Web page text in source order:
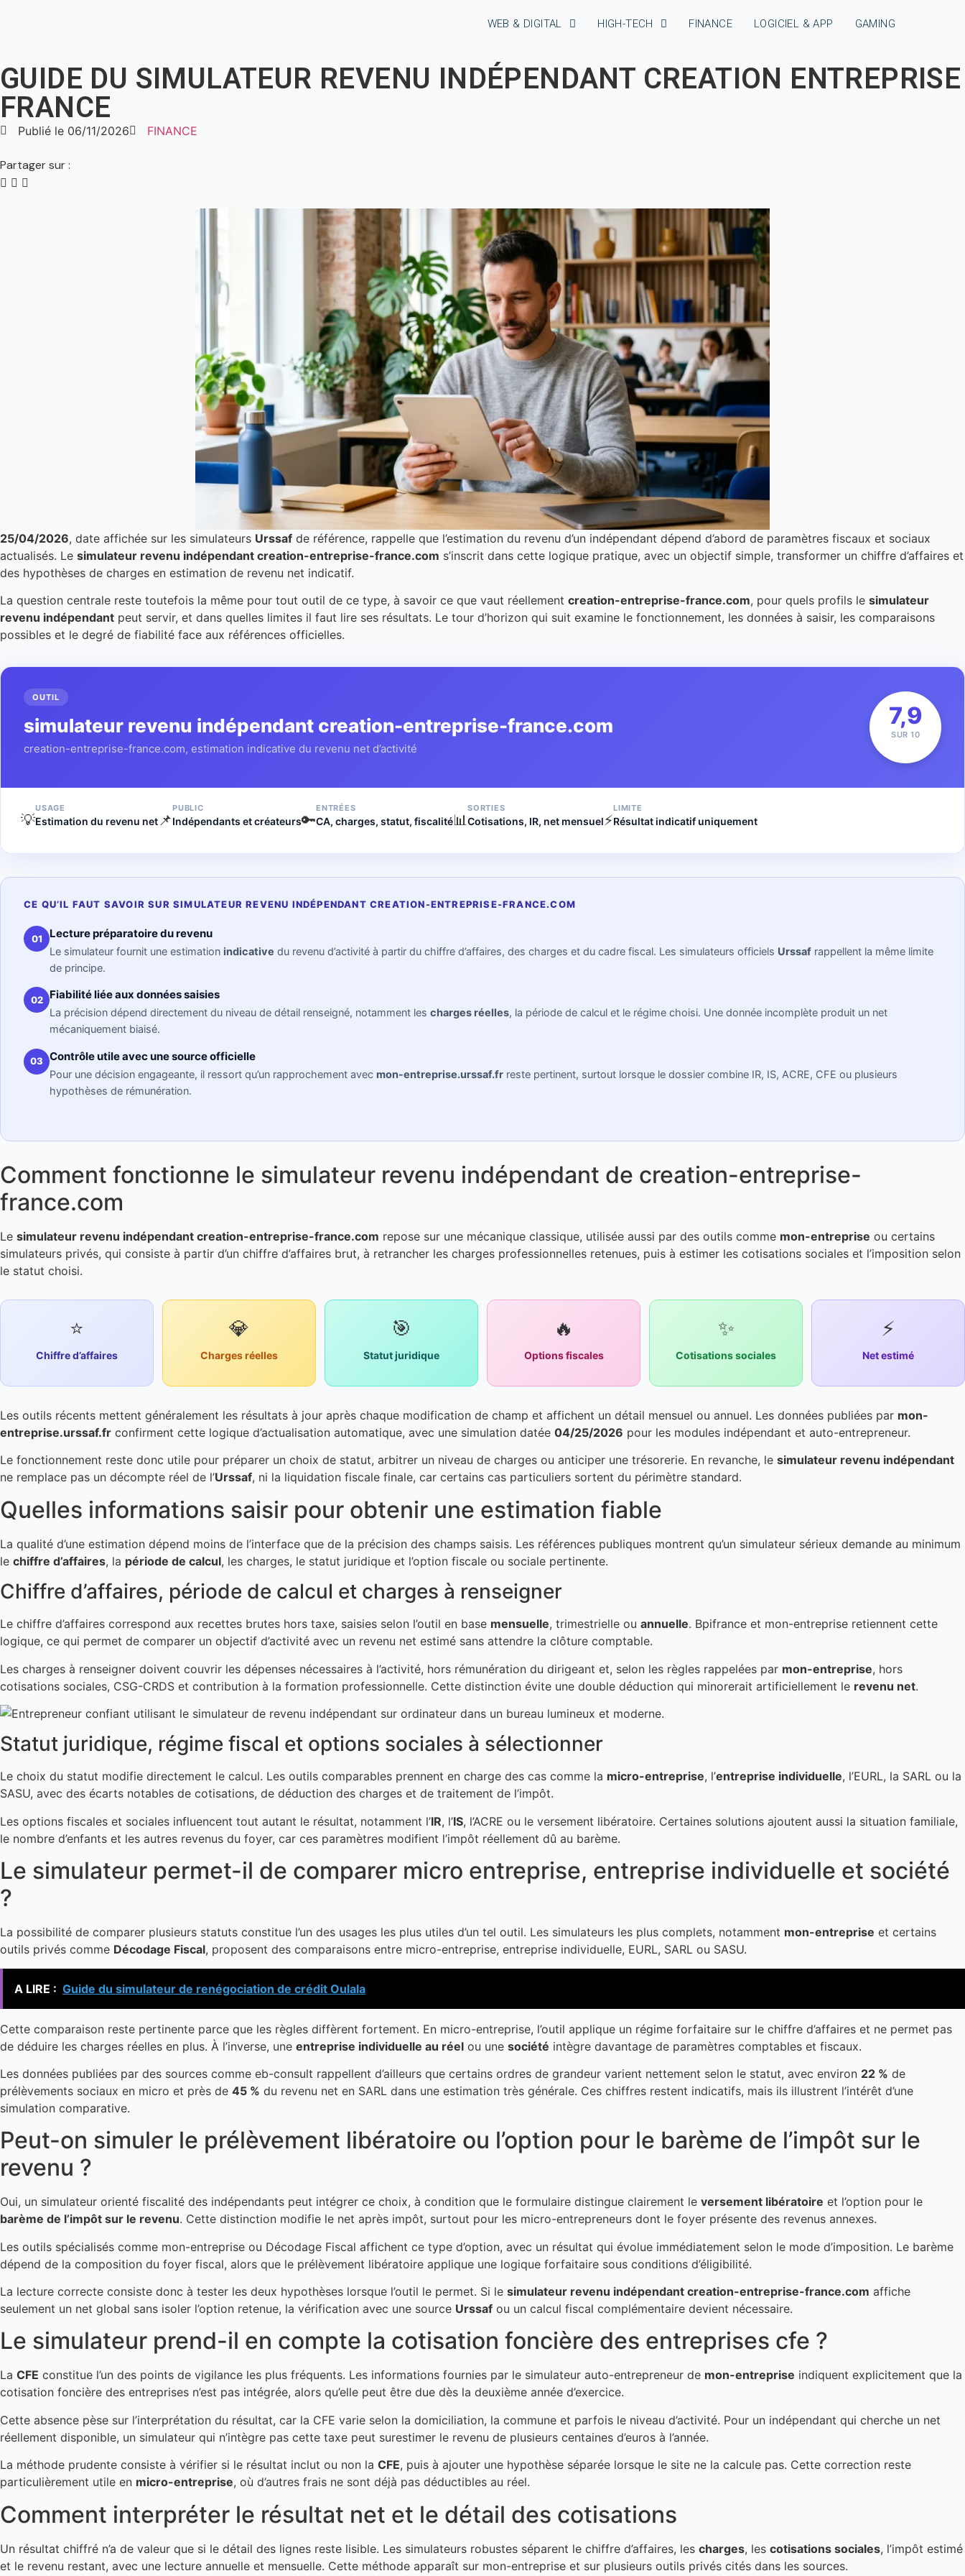
WEB & DIGITAL HIGH-TECH FINANCE LOGICIEL & APP GAMING
GUIDE DU SIMULATEUR REVENU INDÉPENDANT CREATION ENTREPRISE
FRANCE
Publié le 06/11/2026 FINANCE
Partager sur :
25/04/2026, date affichée sur les simulateurs Urssaf de référence, rappelle que l’estimation du revenu d’un indépendant dépend d’abord de paramètres fiscaux et sociaux
actualisés. Le simulateur revenu indépendant creation-entreprise-france.com s’inscrit dans cette logique pratique, avec un objectif simple, transformer un chiffre d’affaires et
des hypothèses de charges en estimation de revenu net indicatif.
La question centrale reste toutefois la même pour tout outil de ce type, à savoir ce que vaut réellement creation-entreprise-france.com, pour quels profils le simulateur
revenu indépendant peut servir, et dans quelles limites il faut lire ses résultats. Le tour d’horizon qui suit examine le fonctionnement, les données à saisir, les comparaisons
possibles et le degré de fiabilité face aux références officielles.
OUTIL
simulateur revenu indépendant creation-entreprise-france.com
creation-entreprise-france.com, estimation indicative du revenu net d’activité
7,9
SUR 10
💡
USAGE
Estimation du revenu net📌
PUBLIC
Indépendants et créateurs🔑
ENTRÉES
CA, charges, statut, fiscalité📊
SORTIES
Cotisations, IR, net mensuel⚡
LIMITE
Résultat indicatif uniquement
CE QU’IL FAUT SAVOIR SUR SIMULATEUR REVENU INDÉPENDANT CREATION-ENTREPRISE-FRANCE.COM
01 Lecture préparatoire du revenu
Le simulateur fournit une estimation indicative du revenu d’activité à partir du chiffre d’affaires, des charges et du cadre fiscal. Les simulateurs officiels Urssaf rappellent la même limite
de principe.
02 Fiabilité liée aux données saisies
La précision dépend directement du niveau de détail renseigné, notamment les charges réelles, la période de calcul et le régime choisi. Une donnée incomplète produit un net
mécaniquement biaisé.
03 Contrôle utile avec une source officielle
Pour une décision engageante, il ressort qu’un rapprochement avec mon-entreprise.urssaf.fr reste pertinent, surtout lorsque le dossier combine IR, IS, ACRE, CFE ou plusieurs
hypothèses de rémunération.
Comment fonctionne le simulateur revenu indépendant de creation-entreprise-
france.com
Le simulateur revenu indépendant creation-entreprise-france.com repose sur une mécanique classique, utilisée aussi par des outils comme mon-entreprise ou certains
simulateurs privés, qui consiste à partir d’un chiffre d’affaires brut, à retrancher les charges professionnelles retenues, puis à estimer les cotisations sociales et l’imposition selon
le statut choisi.
⭐
Chiffre d’affaires
💎
Charges réelles
🎯
Statut juridique
🔥
Options fiscales
✨
Cotisations sociales
⚡
Net estimé
Les outils récents mettent généralement les résultats à jour après chaque modification de champ et affichent un détail mensuel ou annuel. Les données publiées par mon-
entreprise.urssaf.fr confirment cette logique d’actualisation automatique, avec une simulation datée 04/25/2026 pour les modules indépendant et auto-entrepreneur.
Le fonctionnement reste donc utile pour préparer un choix de statut, arbitrer un niveau de charges ou anticiper une trésorerie. En revanche, le simulateur revenu indépendant
ne remplace pas un décompte réel de l’Urssaf, ni la liquidation fiscale finale, car certains cas particuliers sortent du périmètre standard.
Quelles informations saisir pour obtenir une estimation fiable
La qualité d’une estimation dépend moins de l’interface que de la précision des champs saisis. Les références publiques montrent qu’un simulateur sérieux demande au minimum
le chiffre d’affaires, la période de calcul, les charges, le statut juridique et l’option fiscale ou sociale pertinente.
Chiffre d’affaires, période de calcul et charges à renseigner
Le chiffre d’affaires correspond aux recettes brutes hors taxe, saisies selon l’outil en base mensuelle, trimestrielle ou annuelle. Bpifrance et mon-entreprise retiennent cette
logique, ce qui permet de comparer un objectif d’activité avec un revenu net estimé sans attendre la clôture comptable.
Les charges à renseigner doivent couvrir les dépenses nécessaires à l’activité, hors rémunération du dirigeant et, selon les règles rappelées par mon-entreprise, hors
cotisations sociales, CSG-CRDS et contribution à la formation professionnelle. Cette distinction évite une double déduction qui minorerait artificiellement le revenu net.
Statut juridique, régime fiscal et options sociales à sélectionner
Le choix du statut modifie directement le calcul. Les outils comparables prennent en charge des cas comme la micro-entreprise, l’entreprise individuelle, l’EURL, la SARL ou la
SASU, avec des écarts notables de cotisations, de déduction des charges et de traitement de l’impôt.
Les options fiscales et sociales influencent tout autant le résultat, notamment l’IR, l’IS, l’ACRE ou le versement libératoire. Certaines solutions ajoutent aussi la situation familiale,
le nombre d’enfants et les autres revenus du foyer, car ces paramètres modifient l’impôt réellement dû au barème.
Le simulateur permet-il de comparer micro entreprise, entreprise individuelle et société
?
La possibilité de comparer plusieurs statuts constitue l’un des usages les plus utiles d’un tel outil. Les simulateurs les plus complets, notamment mon-entreprise et certains
outils privés comme Décodage Fiscal, proposent des comparaisons entre micro-entreprise, entreprise individuelle, EURL, SARL ou SASU.
A LIRE : Guide du simulateur de renégociation de crédit Oulala
Cette comparaison reste pertinente parce que les règles diffèrent fortement. En micro-entreprise, l’outil applique un régime forfaitaire sur le chiffre d’affaires et ne permet pas
de déduire les charges réelles en plus. À l’inverse, une entreprise individuelle au réel ou une société intègre davantage de paramètres comptables et fiscaux.
Les données publiées par des sources comme eb-consult rappellent d’ailleurs que certains ordres de grandeur varient nettement selon le statut, avec environ 22 % de
prélèvements sociaux en micro et près de 45 % du revenu net en SARL dans une estimation très générale. Ces chiffres restent indicatifs, mais ils illustrent l’intérêt d’une
simulation comparative.
Peut-on simuler le prélèvement libératoire ou l’option pour le barème de l’impôt sur le
revenu ?
Oui, un simulateur orienté fiscalité des indépendants peut intégrer ce choix, à condition que le formulaire distingue clairement le versement libératoire et l’option pour le
barème de l’impôt sur le revenu. Cette distinction modifie le net après impôt, surtout pour les micro-entrepreneurs dont le foyer présente des revenus annexes.
Les outils spécialisés comme mon-entreprise ou Décodage Fiscal affichent ce type d’option, avec un résultat qui évolue immédiatement selon le mode d’imposition. Le barème
dépend de la composition du foyer fiscal, alors que le prélèvement libératoire applique une logique forfaitaire sous conditions d’éligibilité.
La lecture correcte consiste donc à tester les deux hypothèses lorsque l’outil le permet. Si le simulateur revenu indépendant creation-entreprise-france.com affiche
seulement un net global sans isoler l’option retenue, la vérification avec une source Urssaf ou un calcul fiscal complémentaire devient nécessaire.
Le simulateur prend-il en compte la cotisation foncière des entreprises cfe ?
La CFE constitue l’un des points de vigilance les plus fréquents. Les informations fournies par le simulateur auto-entrepreneur de mon-entreprise indiquent explicitement que la
cotisation foncière des entreprises n’est pas intégrée, alors qu’elle peut être due dès la deuxième année d’exercice.
Cette absence pèse sur l’interprétation du résultat, car la CFE varie selon la domiciliation, la commune et parfois le niveau d’activité. Pour un indépendant qui cherche un net
réellement disponible, un simulateur qui n’intègre pas cette taxe peut surestimer le revenu de plusieurs centaines d’euros à l’année.
La méthode prudente consiste à vérifier si le résultat inclut ou non la CFE, puis à ajouter une hypothèse séparée lorsque le site ne la calcule pas. Cette correction reste
particulièrement utile en micro-entreprise, où d’autres frais ne sont déjà pas déductibles au réel.
Comment interpréter le résultat net et le détail des cotisations
Un résultat chiffré n’a de valeur que si le détail des lignes reste lisible. Les simulateurs robustes séparent le chiffre d’affaires, les charges, les cotisations sociales, l’impôt estimé
et le revenu restant, avec une lecture annuelle et mensuelle. Cette méthode apparaît sur mon-entreprise et sur plusieurs outils privés cités dans les sources.